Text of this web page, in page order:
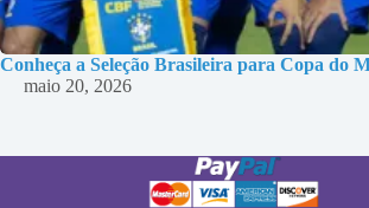
Conheça a Seleção Brasileira para Copa do
maio 20, 2026